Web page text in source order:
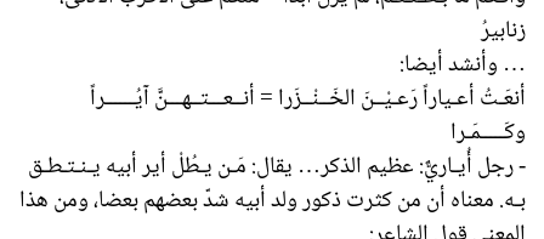
زنابيرُ
… وأنشد أيضا:
أنعَـتُ أعـياراً رَعـيْــنَ الخَــنْــزَرا = أنــعـــتــهـــنَّ آيُــــــراً
وكَـــــمَـرا
- رجل أُيـاريٌّ: عظيم الذكر… يقال: مَـن يـطُلْ أير أبيه يـنـتـطـق
بـه. معناه أن من كثرت ذكور ولد أبيه شدّ بعضهم بعضا، ومن هذا